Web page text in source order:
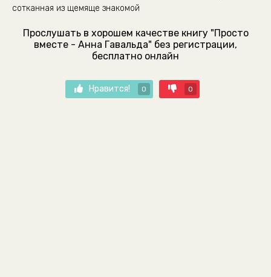
сотканная из щемяще знакомой
Прослушать в хорошем качестве книгу "Просто
вместе - Анна Гавальда" без регистрации,
бесплатно онлайн
Нравится! 0 0